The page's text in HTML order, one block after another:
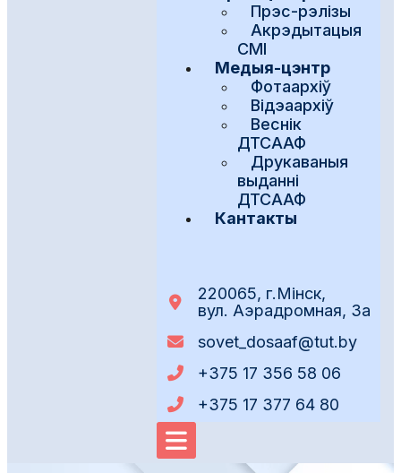
Прэс-рэлізы
Акрэдытацыя
СМІ
Медыя-цэнтр
Фотаархіў
Відэаархіў
Веснік
ДТСААФ
Друкаваныя
выданні
ДТСААФ
Кантакты
220065, г.Мінск,
вул. Аэрадромная, 3а
sovet_dosaaf@tut.by
+375 17 356 58 06
+375 17 377 64 80